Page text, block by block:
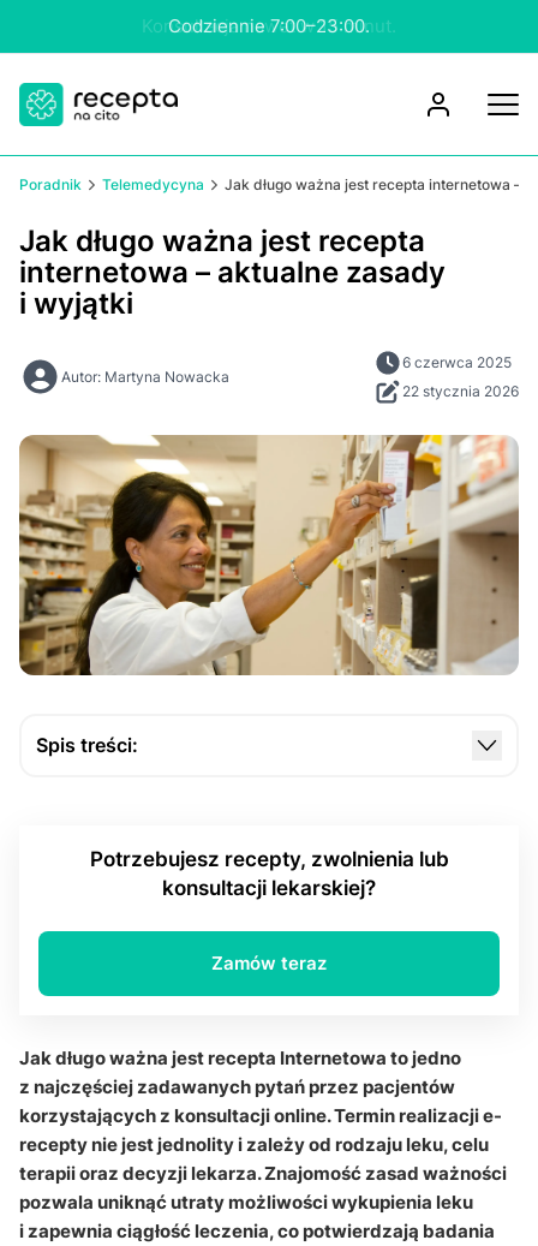
Konsultacja nawet w 15 minut.
Poradnik Telemedycyna Jak długo ważna jest recepta internetowa –
Jak długo ważna jest recepta
internetowa – aktualne zasady
i wyjątki
Autor: Martyna Nowacka
6 czerwca 2025
22 stycznia 2026
Spis treści:
Dlaczego antybiotyki mają krótszy termin
Czy apteka może wydać lek po terminie ważności?
Sekcja pytań i odpowiedzi
Potrzebujesz recepty, zwolnienia lub
konsultacji lekarskiej?
Zamów teraz
Jak długo ważna jest recepta Internetowa to jedno
z najczęściej zadawanych pytań przez pacjentów
korzystających z konsultacji online. Termin realizacji e-
recepty nie jest jednolity i zależy od rodzaju leku, celu
terapii oraz decyzji lekarza. Znajomość zasad ważności
pozwala uniknąć utraty możliwości wykupienia leku
i zapewnia ciągłość leczenia, co potwierdzają badania